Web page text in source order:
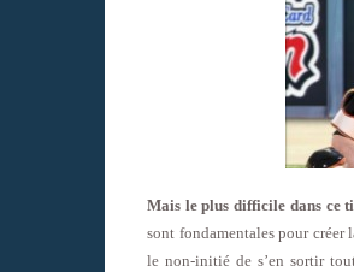
Mais le plus difficile dans ce
sont fondamentales pour
le non-initié de s’en sortir